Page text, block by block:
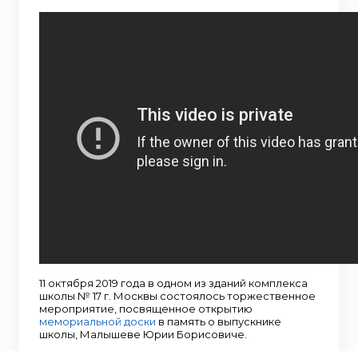
11 октября 2019 года в одном из зданий комплекса
школы № 17 г. Москвы состоялось торжественное
мероприятие, посвященное открытию
мемориальной доски в память о выпускнике
школы, Малышеве Юрии Борисовиче.